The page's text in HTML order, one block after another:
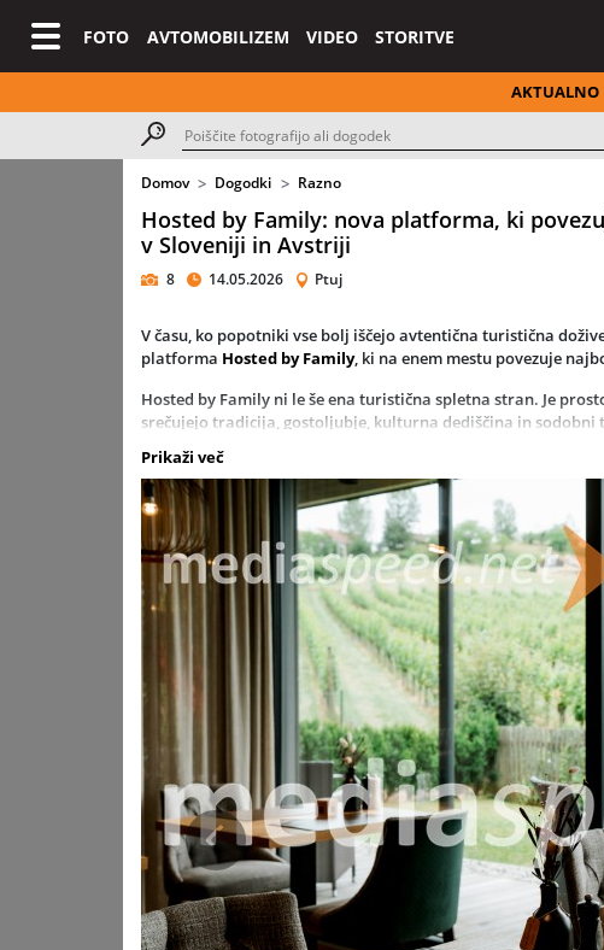
FOTO AVTOMOBILIZEM VIDEO STORITVE
AKTUALNO
Domov Dogodki Razno
Hosted by Family: nova platforma, ki
v Sloveniji in Avstriji
8 14.05.2026 Ptuj
V času, ko popotniki vse bolj iščejoavtentična turistična
platforma Hosted by Family, ki na enem mestu povezuje
Hosted by Family ni le še ena turistična spletna stran. Je
srečujejo tradicija, gostoljubje, kulturna dediščina in sodobni
ampak del zgodbe.
Veliki hotelski sistemi pogosto ponujajo standardizirano
medtem ko
družinska turistična podjetjaustvarjajo nekaj
drugega – toplino domačnosti, osebni pristop in nepozabne
Družinski turizem, ki ustvarja spomine
Na
Family
druge ponudnike, ki že generacije ohranjajo pristno gostoljubje.
Prikaži več
Prejšnja